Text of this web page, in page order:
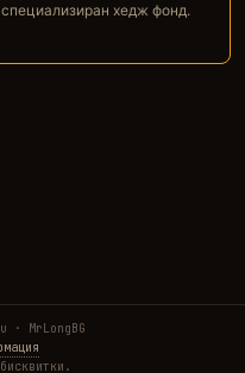
хедж фонд.
MrLongBG